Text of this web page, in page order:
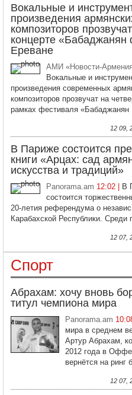
Вокальные и
произведения
композиторов
концерте «Бабаджанян
Ереване
АМИ «Новости-
Вокальные и
произведения современных
композиторов прозвучат на
рамках фестиваля «Бабаджанян
12 09,
В Париже состоится
книги «Арцах: сад
искусства и традиций»
Panorama.am 12:02 |
В
состоится
20-летия референдума о
Карабахской Республики. Среди
12 07,
Спорт
Абрахам: хочу вновь
титул чемпиона мира
Panorama.am
мира в среднем
Артур Абрахам,
2012 года в
вернётся на ринг
12 07,